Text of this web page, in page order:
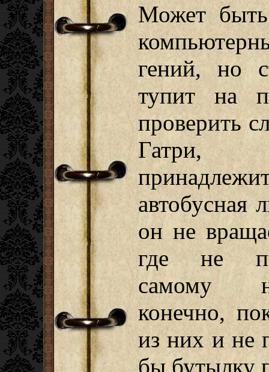
Может
гений, но
тупит на
проверить
Гатри,
автобусная
он не
где не
самому
конечно,
из них и не
бы бутылку